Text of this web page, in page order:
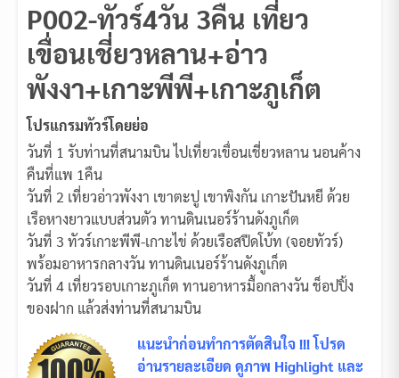
P002-ทัวร์4วัน 3คืน เที่ยว
เขื่อนเชี่ยวหลาน+อ่าว
พังงา+เกาะพีพี+เกาะภูเก็ต
โปรแกรมทัวร์โดยย่อ
วันที่ 1 รับท่านที่สนามบิน ไปเที่ยวเขื่อนเชี่ยวหลาน นอนค้าง
คืนที่แพ 1คืน
วันที่ 2 เที่ยวอ่าวพังงา เขาตะปู เขาพิงกัน เกาะปันหยี ด้วย
เรือหางยาวแบบส่วนตัว ทานดินเนอร์ร้านดังภูเก็ต
วันที่ 3 ทัวร์เกาะพีพี-เกาะไข่ ด้วยเรือสปีดโบ้ท (จอยทัวร์)
พร้อมอาหารกลางวัน ทานดินเนอร์ร้านดังภูเก็ต
วันที่ 4 เที่ยวรอบเกาะภูเก็ต ทานอาหารมื้อกลางวัน ช็อปปิ้ง
ของฝาก แล้วส่งท่านที่สนามบิน
แนะนำก่อนทำการตัดสินใจ !!! โปรด
อ่านรายละเอียด ดูภาพ Highlight และ